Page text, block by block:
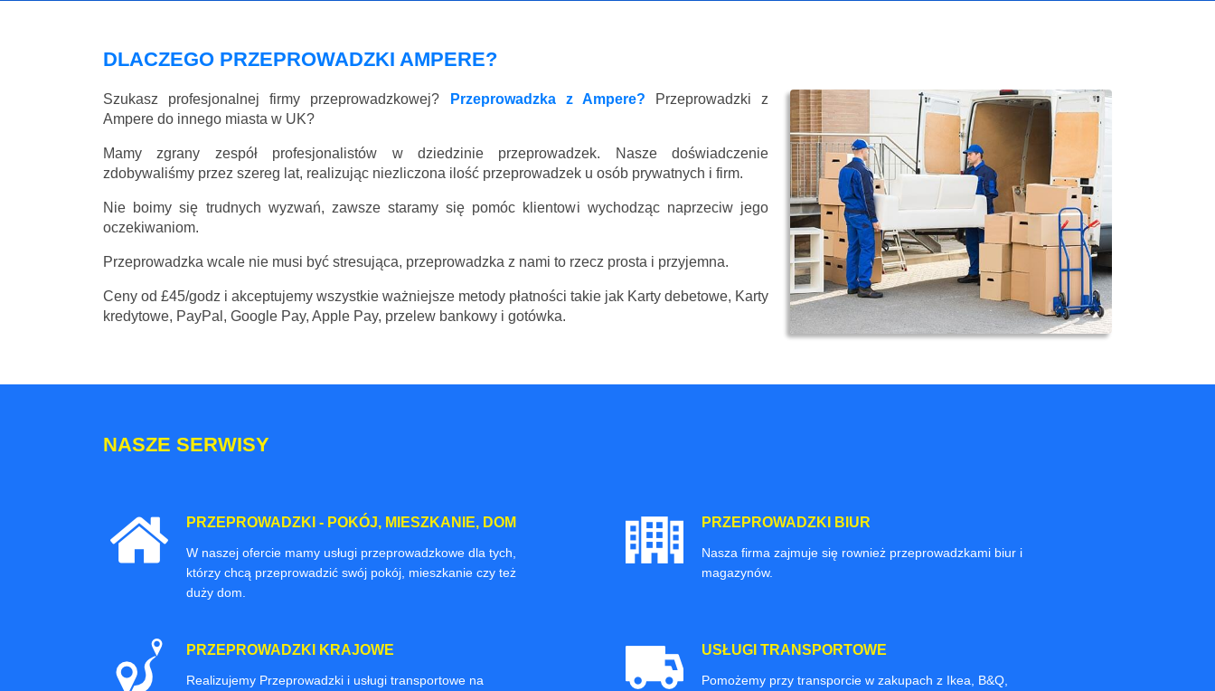
DLACZEGO PRZEPROWADZKI AMPERE?
Szukasz profesjonalnej firmy przeprowadzkowej? Przeprowadzka z Ampere? Przeprowadzki z
Ampere do innego miasta w UK?
Mamy zgrany zespół profesjonalistów w dziedzinie przeprowadzek. Nasze doświadczenie
zdobywaliśmy przez szereg lat, realizując niezliczona ilość przeprowadzek u osób prywatnych i firm.
Nie boimy się trudnych wyzwań, zawsze staramy się pomóc klientowi wychodząc naprzeciw jego
oczekiwaniom.
Przeprowadzka wcale nie musi być stresująca, przeprowadzka z nami to rzecz prosta i przyjemna.
Ceny od £45/godz i akceptujemy wszystkie ważniejsze metody płatności takie jak Karty debetowe, Karty
kredytowe, PayPal, Google Pay, Apple Pay, przelew bankowy i gotówka.
NASZE SERWISY
PRZEPROWADZKI - POKÓJ, MIESZKANIE, DOM
W naszej ofercie mamy usługi przeprowadzkowe dla tych,
którzy chcą przeprowadzić swój pokój, mieszkanie czy też
duży dom.
PRZEPROWADZKI BIUR
Nasza firma zajmuje się rownież przeprowadzkami biur i
magazynów.
PRZEPROWADZKI KRAJOWE
Realizujemy Przeprowadzki i usługi transportowe na
USŁUGI TRANSPORTOWE
Pomożemy przy transporcie w zakupach z Ikea, B&Q,